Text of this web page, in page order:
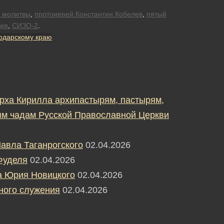
молитвы, протоиерей Константин Кобелев, пятый
, СИЗО-2.
краю
Кирилла архипастырям, пастырям,
чадам Русской Православной Церкви
Таганрогского 02.04.2026
02.04.2026
Юрия Новицкого 02.04.2026
служения 02.04.2026